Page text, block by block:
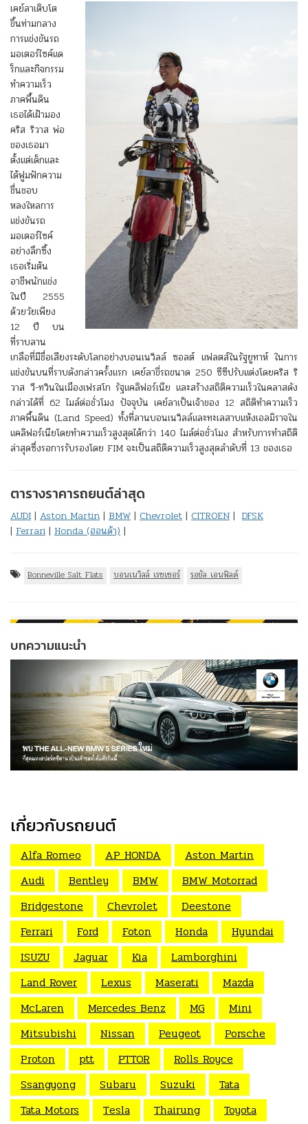
เคย์ลาเติบโต
ขึ้นท่ามกลาง
การแข่งขันรถ
มอเตอร์ไซค์แด
ร็กและกิจกรรม
ทำความเร็ว
ภาคพื้นดิน
เธอได้เฝ้ามอง
คริส ริวาส พ่อ
ของเธอมา
ตั้งแต่เด็กและ
ได้ฟูมฟักความ
ชื่นชอบ
หลงใหลการ
แข่งขันรถ
มอเตอร์ไซค์
อย่างลึกซึ้ง
เธอเริ่มต้น
อาชีพนักแข่ง
ในปี 2555
ด้วยวัยเพียง
12 ปี บน
ที่ราบลาน
เกลือที่มีชื่อเสียงระดับโลกอย่างบอนเนวิลล์ ซอลต์ แฟลตส์ในรัฐยูทาห์ ในการ
แข่งขันบนที่ราบดังกล่าวครั้งแรก เคย์ลาขี่รถขนาด 250 ซีซีปรับแต่งโดยคริส ริ
วาส วี-ทวินในเมืองเฟรสโก รัฐแคลิฟอร์เนีย และสร้างสถิติความเร็วในคลาสดัง
กล่าวได้ที่ 62 ไมล์ต่อชั่วโมง ปัจจุบัน เคย์ลาเป็นเจ้าของ 12 สถิติทำความเร็ว
ภาคพื้นดิน (Land Speed) ทั้งที่ลานบอนเนวิลล์และทะเลสาบแห้งเอลมิราจใน
แคลิฟอร์เนียโดยทำความเร็วสูงสุดได้กว่า 140 ไมล์ต่อชั่วโมง สำหรับการทำสถิติ
ล่าสุดซึ่งรอการรับรองโดย FIM จะเป็นสถิติความเร็วสูงสุดลำดับที่ 13 ของเธอ
ตารางราคารถยนต์ล่าสุด
AUDI | Aston Martin | BMW | Chevrolet | CITROEN | DFSK
| Ferrari | Honda (ฮอนด้า) |
Bonneville Salt Flats บอนเนวิลล์ เรซเซอร์ รอยัล เอนฟิลด์
บทความแนะนำ
เกี่ยวกับรถยนต์
Alfa Romeo AP HONDA
Aston Martin
Audi
Bentley BMW
BMW Motorrad
Bridgestone
Chevrolet
Deestone
Ferrari
Ford Foton Honda
Hyundai
ISUZU
Jaguar Kia
Lamborghini
Land Rover
Lexus Maserati
Mazda
McLaren
Mercedes Benz MG
Mini
Mitsubishi
Nissan Peugeot
Porsche
Proton
ptt PTTOR
Rolls Royce
Ssangyong
Subaru Suzuki
Tata
Tata Motors
Tesla Thairung Toyota